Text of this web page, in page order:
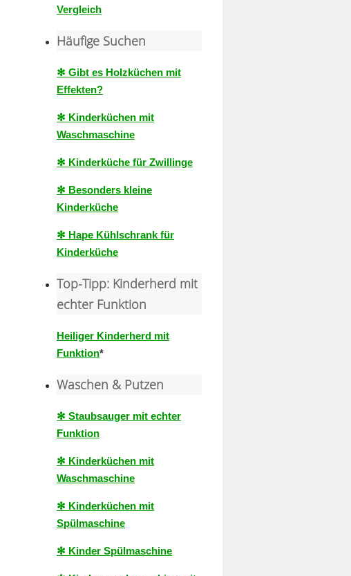
Vergleich
Häufige Suchen
✻ Gibt es Holzküchen mit
Effekten?
✻ Kinderküchen mit
Waschmaschine
✻ Kinderküche für Zwillinge
✻ Besonders kleine
Kinderküche
✻ Hape Kühlschrank für
Kinderküche
Top-Tipp: Kinderherd mit
echter Funktion
Heiliger Kinderherd mit
Funktion*
Waschen & Putzen
✻ Staubsauger mit echter
Funktion
✻ Kinderküchen mit
Waschmaschine
✻ Kinderküchen mit
Spülmaschine
✻ Kinder Spülmaschine